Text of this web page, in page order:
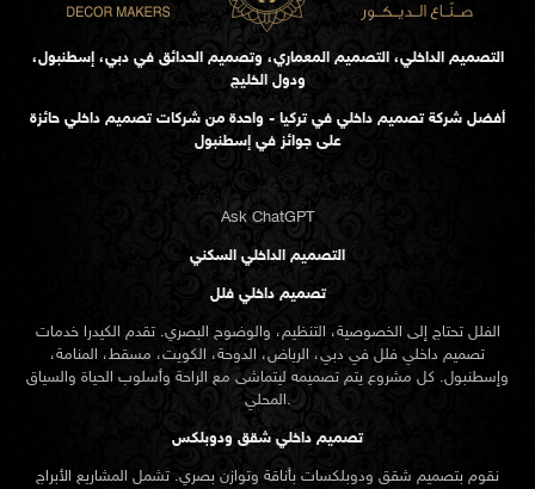
فهم عميق لذوق العميل الكويتي ومتطلبات السوق المحلي
تصميم داخلي يعكس الثقافة الكويتية: نستخدم النقوش العربية
والخامات الملائمة للمناخ الخليجي مثل الرخام، الخشب الطبيعي،
مرونة التصميم: حلول تصميم داخلي مخصصة للعائلات المتنامية
استوديو الكيدرا في المهبولة – تواصل معنا اليوم
إذا كنت تبحث عن شركة تصميم داخلي في المهبولة تقدم الجودة
والابتكار،
الآن لحجز استشارتك المجانية. نحن نوفر
خدمات تصميم داخلي وديكور فاخر للفلل، الشقق، والمشاريع
التصميم الداخلي، التصميم المعماري، وتصميم الحدائق في دبي، إسطنبول،
ودول الخليج
أفضل شركة تصميم داخلي في تركيا - واحدة من شركات تصميم داخلي حائزة
على جوائز في إسطنبول
Ask ChatGPT
التصميم الداخلي السكني
تصميم داخلي فلل
الفلل تحتاج إلى الخصوصية، التنظيم، والوضوح البصري. تقدم الكيدرا خدمات
تصميم داخلي فلل في دبي، الرياض، الدوحة، الكويت، مسقط، المنامة،
وإسطنبول. كل مشروع يتم تصميمه ليتماشى مع الراحة وأسلوب الحياة والسياق
المحلي.
تصميم داخلي شقق ودوبلكس
نقوم بتصميم شقق ودوبلكسات بأناقة وتوازن بصري. تشمل المشاريع الأبراج